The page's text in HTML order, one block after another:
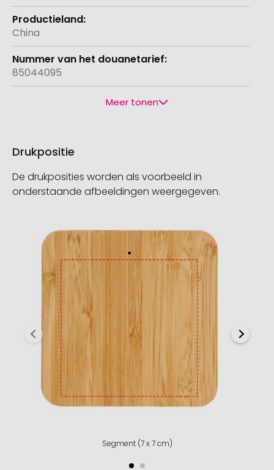
China
85044095
Meer tonen
Drukpositie
De drukposities worden als voorbeeld in
onderstaande afbeeldingen weergegeven.
Segment (7 x 7 cm)